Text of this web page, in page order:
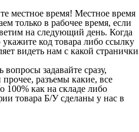
местное время! Местное время
только в рабочее время, если
на следующий день. Когда
укажите код товара либо ссылку
видеть нам с какой странички
вопросы задавайте сразу,
разъемы какие, все
100% как на складе либо
товара Б/У сделаны у нас в